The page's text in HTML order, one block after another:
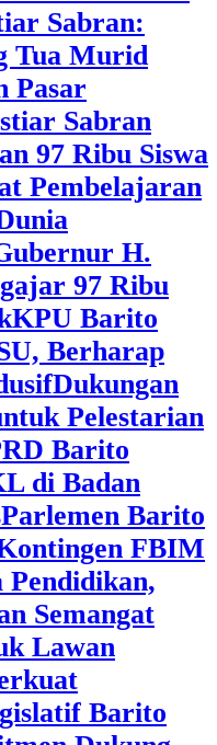
Sabran:
Tua Murid
Pasar
Sabran
97 Ribu Siswa
Pembelajaran
H.
97 Ribu
KPU Barito
Berharap
Dukungan
Pelestarian
Barito
di Badan
Parlemen Barito
FBIM
Pendidikan,
Semangat
Lawan
Barito